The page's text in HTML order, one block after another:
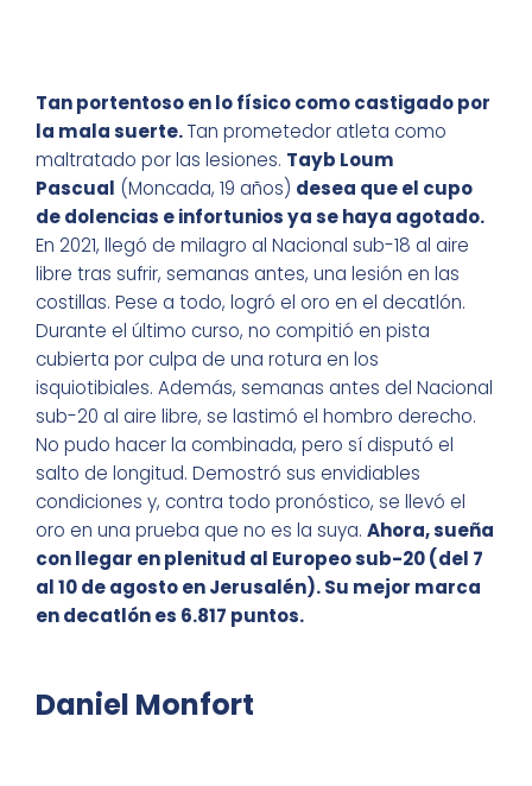
Tan portentoso en lo físico como castigado por
la mala suerte.Tan prometedor atleta como
maltratado por las lesiones. Tayb Loum
Pascual (Moncada, 19 años) desea que el cupo
de dolencias e infortunios ya se haya agotado.
En 2021, llegó de milagro al Nacional sub-18 al aire
libre tras sufrir, semanas antes, una lesión en las
costillas. Pese a todo, logró el oro en el decatlón.
Durante el último curso, no compitió en pista
cubierta por culpa de una rotura en los
isquiotibiales. Además, semanas antes del Nacional
sub-20 al aire libre, se lastimó el hombro derecho.
No pudo hacer la combinada, pero sí disputó el
salto de longitud. Demostró sus envidiables
condiciones y, contra todo pronóstico, se llevó el
oro en una prueba que no es la suya. Ahora, sueña
con llegar en plenitud al Europeo sub-20(del 7
al 10 de agosto en Jerusalén). Su mejor marca
en decatlón es 6.817 puntos.
Daniel Monfort